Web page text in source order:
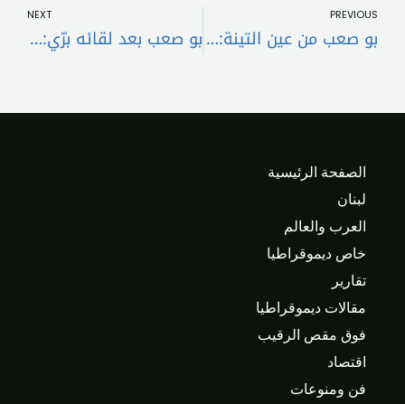
PREVIOUS
بو صعب من عين التينة: برّي كان له دائماً طروحات لإبعاد شبح الحرب!
NEXT
بو صعب بعد لقائه برّي: الدبلوماسية والعمل السياسي سيكونان الحلّ
الصفحة الرئيسية
لبنان
العرب والعالم
خاص ديموقراطيا
تقارير
مقالات ديموقراطيا
فوق مقص الرقيب
اقتصاد
فن ومنوعات